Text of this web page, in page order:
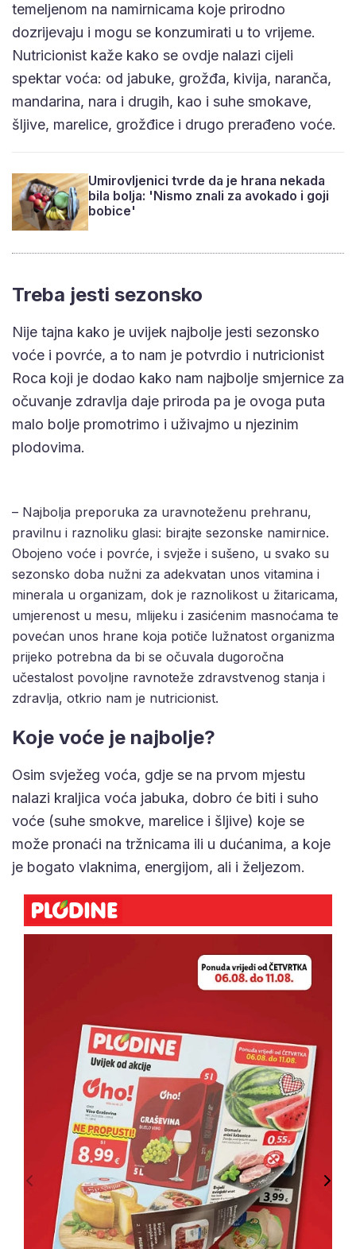
temeljenom na namirnicama koje prirodno
dozrijevaju i mogu se konzumirati u to vrijeme.
Nutricionist kaže kako se ovdje nalazi cijeli
spektar voća: od jabuke, grožđa, kivija, naranča,
mandarina, nara i drugih, kao i suhe smokave,
šljive, marelice, grožđice i drugo prerađeno voće.
Umirovljenici tvrde da je hrana nekada
bila bolja: 'Nismo znali za avokado i goji
bobice'
Treba jesti sezonsko
Nije tajna kako je uvijek najbolje jesti sezonsko
voće i povrće, a to nam je potvrdio i nutricionist
Roca koji je dodao kako nam najbolje smjernice za
očuvanje zdravlja daje priroda pa je ovoga puta
malo bolje promotrimo i uživajmo u njezinim
plodovima.
– Najbolja preporuka za uravnoteženu prehranu,
pravilnu i raznoliku glasi: birajte sezonske namirnice.
Obojeno voće i povrće, i svježe i sušeno, u svako su
sezonsko doba nužni za adekvatan unos vitamina i
minerala u organizam, dok je raznolikost u žitaricama,
umjerenost u mesu, mlijeku i zasićenim masnoćama te
povećan unos hrane koja potiče lužnatost organizma
prijeko potrebna da bi se očuvala dugoročna
učestalost povoljne ravnoteže zdravstvenog stanja i
zdravlja, otkrio nam je nutricionist.
Koje voće je najbolje?
Osim svježeg voća, gdje se na prvom mjestu
nalazi kraljica voća jabuka, dobro će biti i suho
voće (suhe smokve, marelice i šljive) koje se
može pronaći na tržnicama ili u dućanima, a koje
je bogato vlaknima, energijom, ali i željezom.